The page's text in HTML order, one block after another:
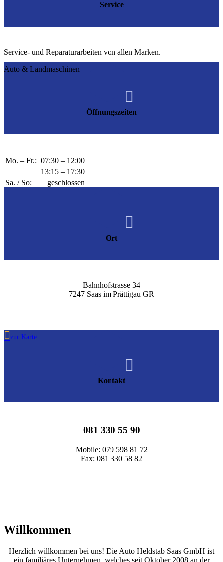
Service
Service- und Reparaturarbeiten von allen Marken.
Auto & Landmaschinen

Öffnungszeiten
Mo. – Fr.: 07:30 – 12:00
13:15 – 17:30
Sa. / So:
geschlossen

Ort
Bahnhofstrasse 34
7247 Saas im Prättigau GR
zur Karte

Kontakt
081 330 55 90
Mobile: 079 598 81 72
Fax: 081 330 58 82
Willkommen
Herzlich willkommen bei uns! Die Auto Heldstab Saas GmbH ist
ein familiäres Unternehmen, welches seit Oktober 2008 an der